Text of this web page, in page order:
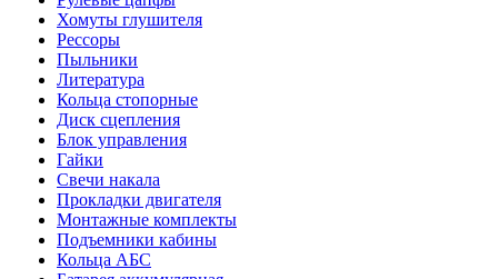
Хомуты глушителя
Рессоры
Пыльники
Литература
Кольца стопорные
Диск сцепления
Блок управления
Гайки
Свечи накала
Прокладки двигателя
Монтажные комплекты
Подъемники кабины
Кольца АБС